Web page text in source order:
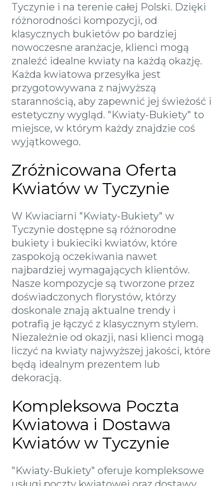
Tyczynie i na terenie całej Polski. Dzięki
różnorodności kompozycji, od
klasycznych bukietów po bardziej
nowoczesne aranżacje, klienci mogą
znaleźć idealne kwiaty na każdą okazję.
Każda kwiatowa przesyłka jest
przygotowywana z najwyższą
starannością, aby zapewnić jej świeżość i
estetyczny wygląd. "Kwiaty-Bukiety" to
miejsce, w którym każdy znajdzie coś
wyjątkowego.
Zróżnicowana Oferta
Kwiatów w Tyczynie
W Kwiaciarni "Kwiaty-Bukiety" w
Tyczynie dostępne są różnorodne
bukiety i bukieciki kwiatów, które
zaspokoją oczekiwania nawet
najbardziej wymagających klientów.
Nasze kompozycje są tworzone przez
doświadczonych florystów, którzy
doskonale znają aktualne trendy i
potrafią je łączyć z klasycznym stylem.
Niezależnie od okazji, nasi klienci mogą
liczyć na kwiaty najwyższej jakości, które
będą idealnym prezentem lub
dekoracją.
Kompleksowa Poczta
Kwiatowa i Dostawa
Kwiatów w Tyczynie
"Kwiaty-Bukiety" oferuje kompleksowe